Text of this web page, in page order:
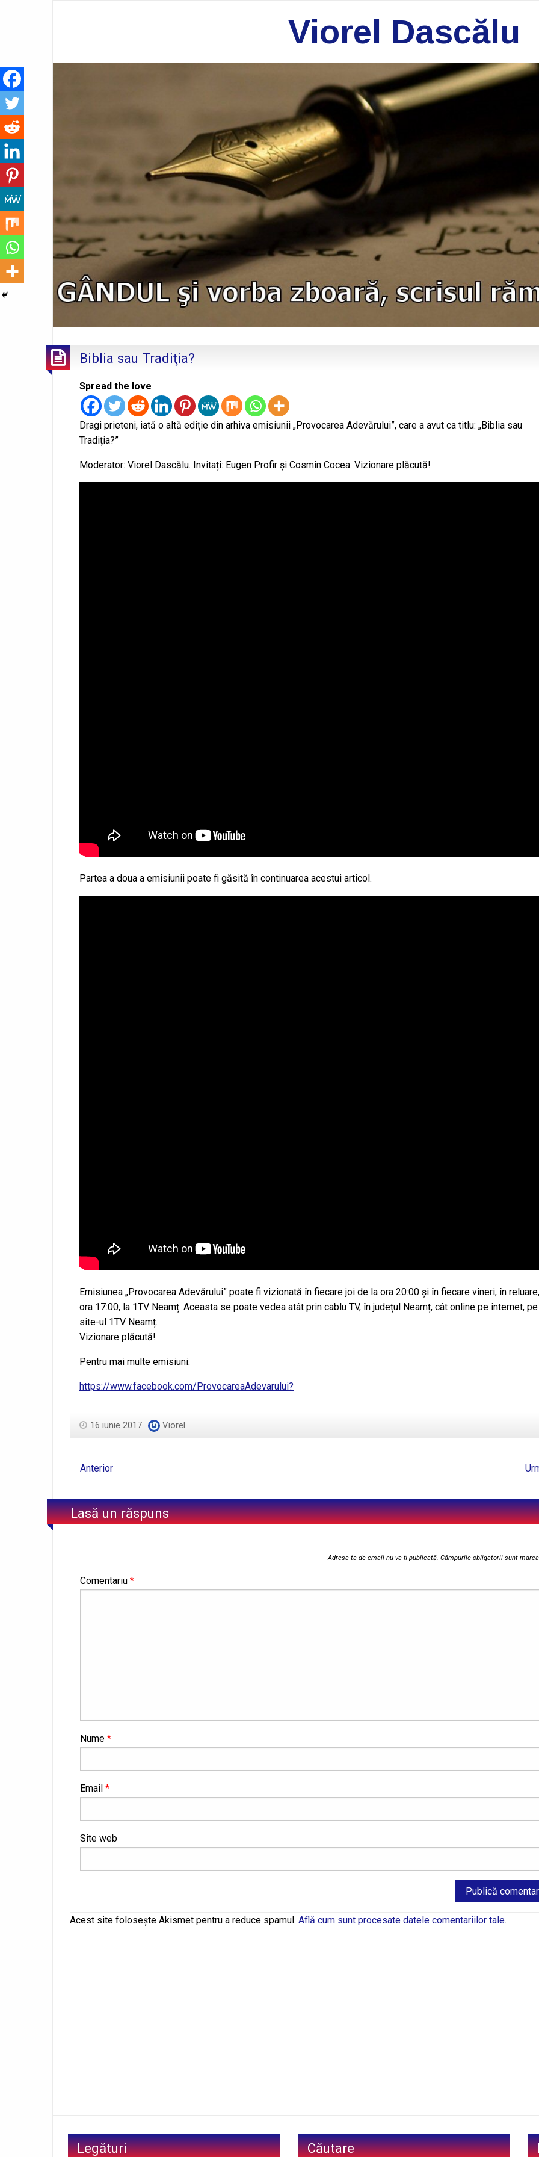
Viorel Dascălu
Biblia sau Tradiţia?
Spread the love
Dragi prieteni, iată o altă ediție din arhiva emisiunii „Provocarea Adevărului”, care a avut ca titlu: „Biblia sau
Tradiția?”
Moderator: Viorel Dascălu. Invitați: Eugen Profir și Cosmin Cocea. Vizionare plăcută!
Partea a doua a emisiunii poate fi găsită în continuarea acestui articol.
Emisiunea „Provocarea Adevărului” poate fi vizionată în fiecare joi de la ora 20:00 și în fiecare vineri, în
ora 17:00, la 1TV Neamț. Aceasta se poate vedea atât prin cablu TV, în județul Neamț, cât online pe internet, pe
site-ul 1TV Neamț.
Vizionare plăcută!
Pentru mai multe emisiuni:
https://www.facebook.com/ProvocareaAdevarului?
16 iunie 2017 Viorel
Anterior
Lasă un răspuns
Adresa ta de email nu va fi publicată. Câmpurile obligatorii sunt
Comentariu *
Nume *
Email *
Site web
Alternative:
Acest site folosește Akismet pentru a reduce spamul. Află cum sunt procesate datele comentariilor tale.
Legături Căutare